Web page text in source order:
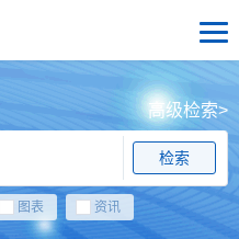
检索
高级检索>
图表 资讯